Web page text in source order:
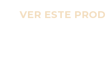
VER ESTE